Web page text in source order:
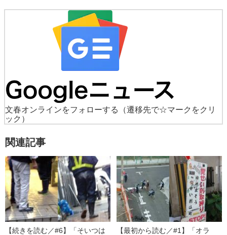
文春オンラインをフォローする
（遷移先で☆マークをクリ
ック）
関連記事
【続きを読む／#6】「そいつは
【最初から読む／#1】「オラ